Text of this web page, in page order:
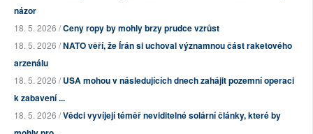
názor
18. 5. 2026 /Ceny ropy by mohly brzy prudce vzrůst
18. 5. 2026 /NATO věří, že Írán si uchoval významnou část raketového
arzenálu
18. 5. 2026 /USA mohou v následujících dnech zahájit pozemní operaci
k zabavení ...
18. 5. 2026 /Vědci vyvíjejí téměř neviditelné solární články, které by